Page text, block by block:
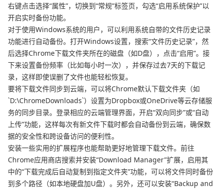
右键点击选择“属性”，切换到“常规”标签页，勾选“启用系统保护”以
开启实时备份功能。
对于使用Windows系统的用户，可以利用系统自带的文件历史记录
功能进行自动备份。打开Windows设置，搜索“文件历史记录”，然
后选择Chrome下载文件夹所在的磁盘（如D盘），点击“启用”。接
下来设置备份频率（比如每小时一次），并保存过去7天的下载记
录，这样即使误删了文件也能轻松恢复。
要将下载文件同步到云端，可以将Chrome默认下载文件夹（如
`D:\ChromeDownloads`）设置为Dropbox或OneDrive等云存储服
务的同步目录。登录相应的云端管理界面，开启“双向同步”或“自动
上传”功能，这样每次有新文件下载时都会自动备份到云端，确保数
据的安全性和跨设备访问的便利性。
安装一些实用的扩展程序也能帮助更好地管理下载文件。前往
Chrome应用商店搜索并安装“Download Manager”扩展，启用其
中的“下载完成后自动复制到指定文件夹”功能，可以将文件同时备份
到多个路径（如本地硬盘加U盘）。另外，还可以安装“Backup and